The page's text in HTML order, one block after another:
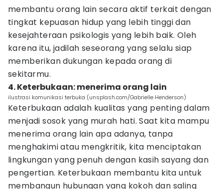
membantu orang lain secara aktif terkait dengan
tingkat kepuasan hidup yang lebih tinggi dan
kesejahteraan psikologis yang lebih baik. Oleh
karena itu, jadilah seseorang yang selalu siap
memberikan dukungan kepada orang di
sekitarmu.
4. Keterbukaan: menerima orang lain
ilustrasi komunikasi terbuka (unsplash.com/Gabrielle Henderson)
Keterbukaan adalah kualitas yang penting dalam
menjadi sosok yang murah hati. Saat kita mampu
menerima orang lain apa adanya, tanpa
menghakimi atau mengkritik, kita menciptakan
lingkungan yang penuh dengan kasih sayang dan
pengertian. Keterbukaan membantu kita untuk
membangun hubungan yang kokoh dan saling